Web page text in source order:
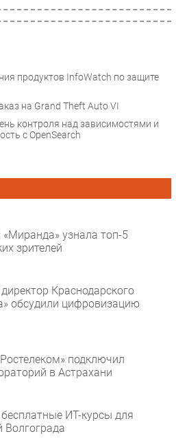
продуктов InfoWatch по защите
на Grand Theft Auto VI
контроля над зависимостями и
с OpenSearch
узнала топ-5
зрителей
Краснодарского
обсудили цифровизацию
подключил
в Астрахани
ИТ-курсы для
Волгограда